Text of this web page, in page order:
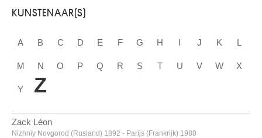
KUNSTENAAR(S)
A B C D E F G H I J K L
M N O P Q R S T U V W X
Y Z
Zack Léon
Nizhniy Novgorod (Rusland) 1892 - Parijs (Frankrijk) 1980